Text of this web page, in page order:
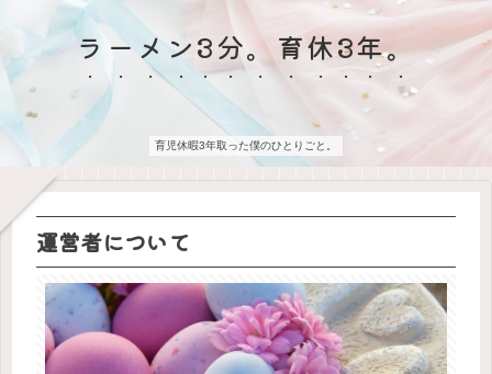
ラーメン3分。育休3年。
育児休暇3年取った僕のひとりごと。
運営者について